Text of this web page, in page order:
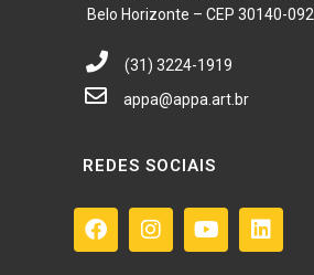
Belo Horizonte – CEP 30140-092
(31) 3224-1919
appa@appa.art.br
REDES SOCIAIS